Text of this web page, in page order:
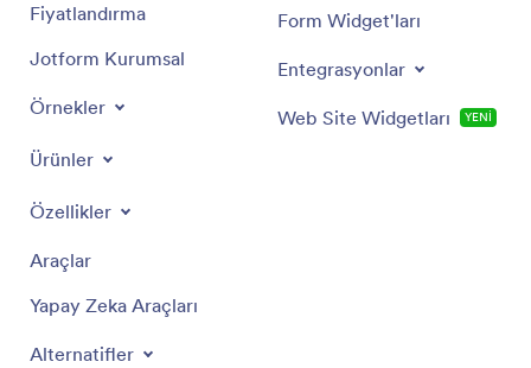
Fiyatlandırma
Jotform Kurumsal
Örnekler
Ürünler
Özellikler
Araçlar
Yapay Zeka Araçları
Alternatifler
Form Widget'ları
Entegrasyonlar
Web Site Widgetları YENİ